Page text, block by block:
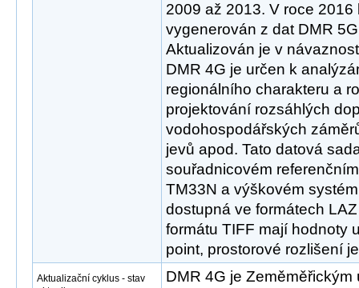
2009 až 2013. V roce 2016
vygenerován z dat DMR
Aktualizován je v
DMR 4G je určen k
regionálního charakteru a
projektování rozsáhlých
vodohospodářských
jevů apod. Tato datová
souřadnicovém
TM33N a výškovém
dostupná ve formátech
formátu TIFF mají hodnoty
point, prostorové rozlišení
Aktualizační cyklus - stav
DMR 4G je